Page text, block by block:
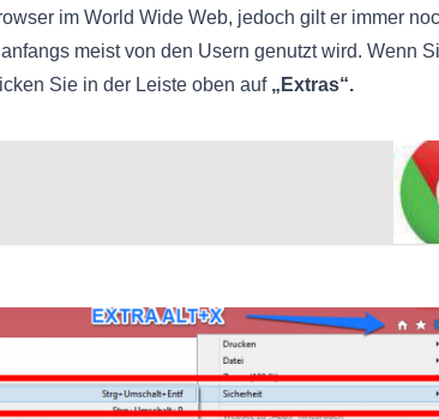
im World Wide Web, jedoch gilt er immer
meist von den Usern genutzt wird. Wenn
Sie in der Leiste oben auf„Extras“.